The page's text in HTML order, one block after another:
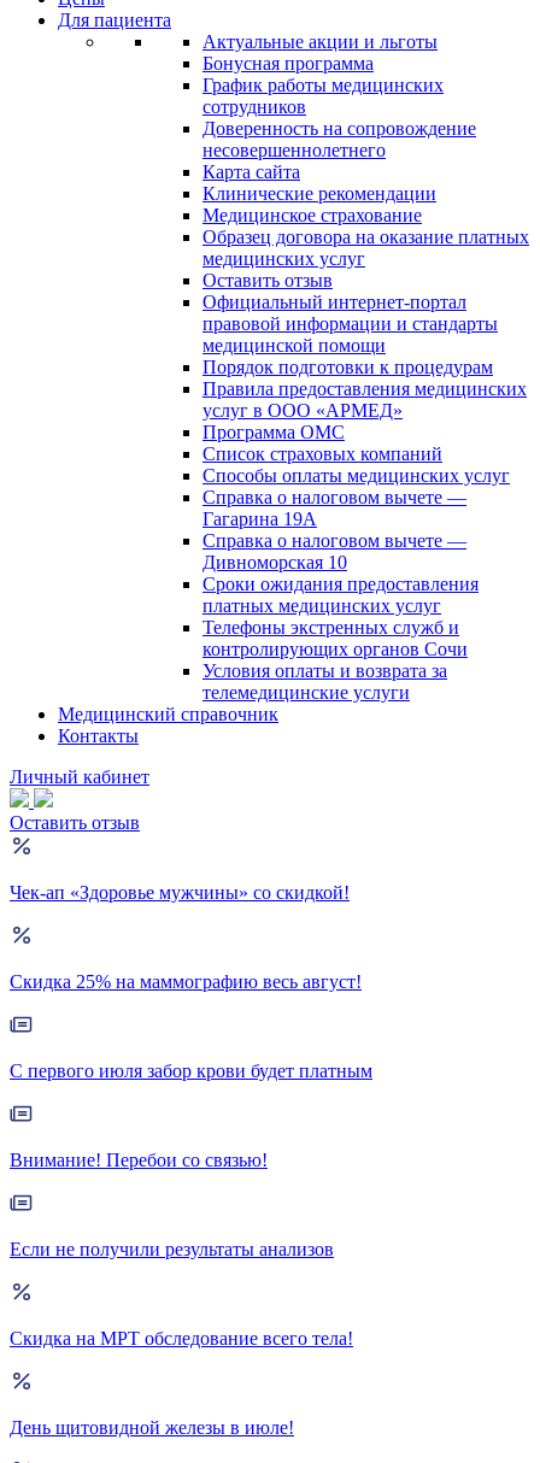
Для пациента
Актуальные акции и льготы
Бонусная программа
График работы медицинских
сотрудников
Доверенность на сопровождение
несовершеннолетнего
Карта сайта
Клинические рекомендации
Медицинское страхование
Образец договора на оказание платных
медицинских услуг
Оставить отзыв
Официальный интернет-портал
правовой информации и стандарты
медицинской помощи
Порядок подготовки к процедурам
Правила предоставления медицинских
услуг в ООО «АРМЕД»
Программа ОМС
Список страховых компаний
Способы оплаты медицинских услуг
Справка о налоговом вычете —
Гагарина 19А
Справка о налоговом вычете —
Дивноморская 10
Сроки ожидания предоставления
платных медицинских услуг
Телефоны экстренных служб и
контролирующих органов Сочи
Условия оплаты и возврата за
телемедицинские услуги
Медицинский справочник
Контакты
Личный кабинет
Оставить отзыв
Чек-ап «Здоровье мужчины» со скидкой!
Скидка 25% на маммографию весь август!
С первого июля забор крови будет платным
Внимание! Перебои со связью!
Если не получили результаты анализов
Скидка на МРТ обследование всего тела!
День щитовидной железы в июле!